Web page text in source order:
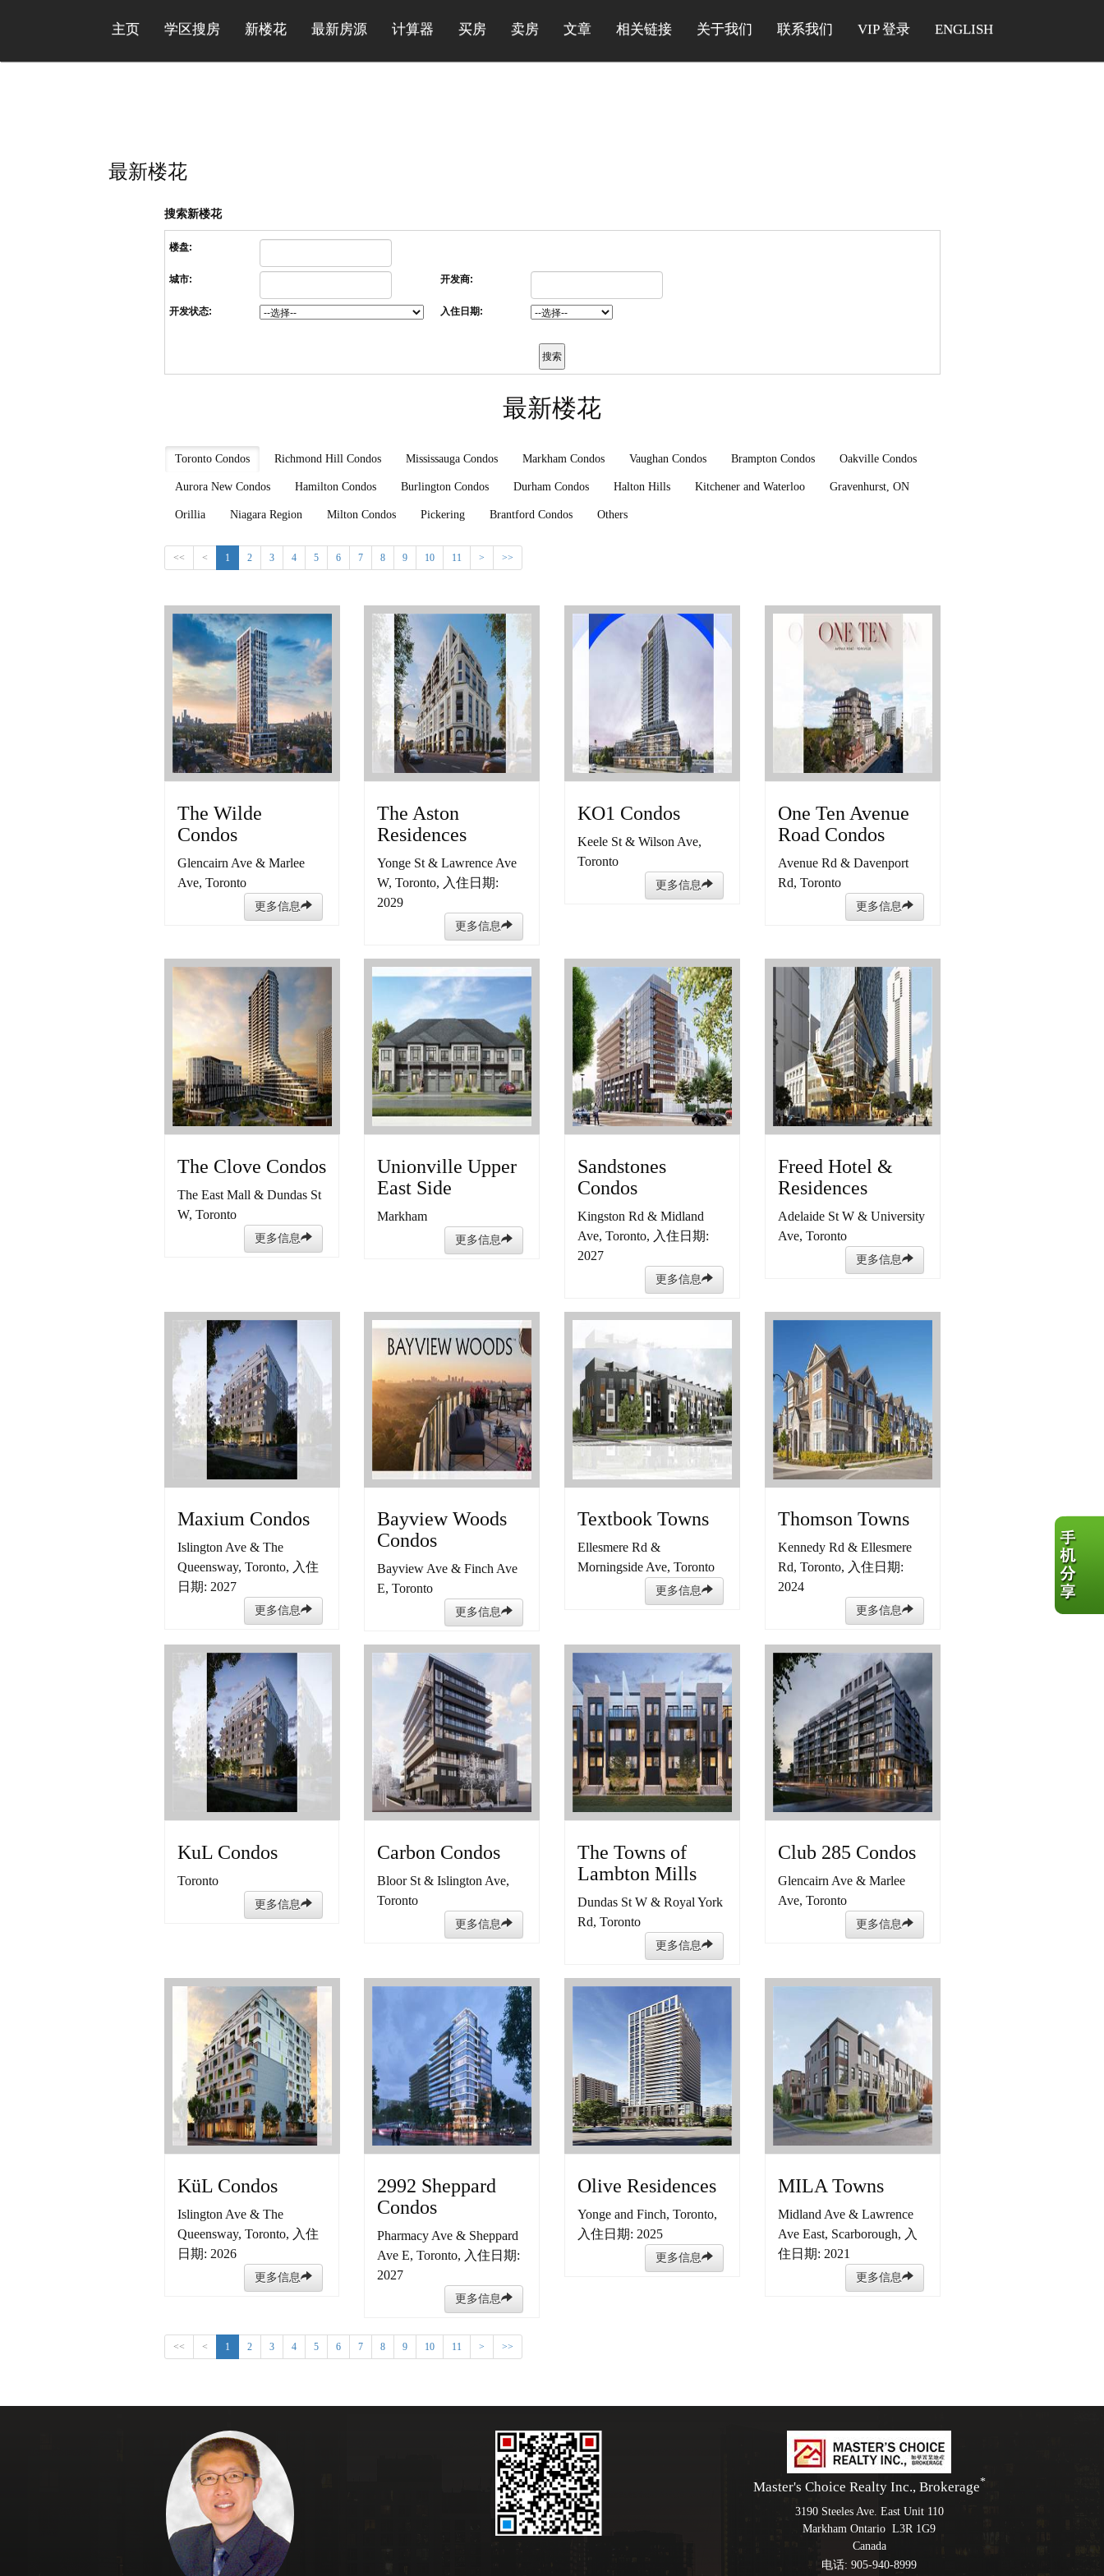
主页 学区搜房 新楼花 最新房源 计算器 买房 卖房 文章 相关链接 关于我们 联系我们 VIP 登录 ENGLISH
最新楼花
搜索新楼花
楼盘:
城市: 开发商:
开发状态: 入住日期:
最新楼花
Toronto Condos Richmond Hill Condos Mississauga Condos Markham Condos Vaughan Condos Brampton Condos Oakville Condos
Aurora New Condos Hamilton Condos Burlington Condos Durham Condos Halton Hills Kitchener and Waterloo Gravenhurst, ON
Orillia Niagara Region Milton Condos Pickering Brantford Condos Others
<< < 1 2 3 4 5 6 7 8 9 10 11 > >>
The Wilde
Condos
Glencairn Ave & Marlee
Ave, Toronto
更多信息
The Aston
Residences
Yonge St & Lawrence Ave
W, Toronto, 入住日期:
2029
更多信息
KO1 Condos
Keele St & Wilson Ave,
Toronto
更多信息
One Ten Avenue
Road Condos
Avenue Rd & Davenport
Rd, Toronto
更多信息
The Clove Condos
The East Mall & Dundas St
W, Toronto
更多信息
Unionville Upper
East Side
Markham
更多信息
Sandstones
Condos
Kingston Rd & Midland
Ave, Toronto, 入住日期:
2027
更多信息
Freed Hotel &
Residences
Adelaide St W & University
Ave, Toronto
更多信息
Maxium Condos
Islington Ave & The
Queensway, Toronto, 入住
日期: 2027
更多信息
Bayview Woods
Condos
Bayview Ave & Finch Ave
E, Toronto
更多信息
Textbook Towns
Ellesmere Rd &
Morningside Ave, Toronto
更多信息
Thomson Towns
Kennedy Rd & Ellesmere
Rd, Toronto, 入住日期:
2024
更多信息
KuL Condos
Toronto
更多信息
Carbon Condos
Bloor St & Islington Ave,
Toronto
更多信息
The Towns of
Lambton Mills
Dundas St W & Royal York
Rd, Toronto
更多信息
Club 285 Condos
Glencairn Ave & Marlee
Ave, Toronto
更多信息
KüL Condos
Islington Ave & The
Queensway, Toronto, 入住
日期: 2026
更多信息
2992 Sheppard
Condos
Pharmacy Ave & Sheppard
Ave E, Toronto, 入住日期:
2027
更多信息
Olive Residences
Yonge and Finch, Toronto,
入住日期: 2025
更多信息
MILA Towns
Midland Ave & Lawrence
Ave East, Scarborough, 入
住日期: 2021
更多信息
<< < 1 2 3 4 5 6 7 8 9 10 11 > >>
Master's Choice Realty Inc., Brokerage*
3190 Steeles Ave. East Unit 110
Markham Ontario L3R 1G9
Canada
电话: 905-940-8999